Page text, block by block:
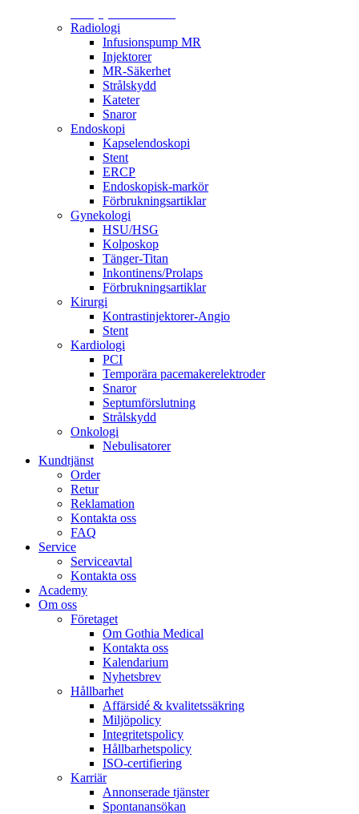
Radiologi
Infusionspump MR
Injektorer
MR-Säkerhet
Strålskydd
Kateter
Snaror
Endoskopi
Kapselendoskopi
Stent
ERCP
Endoskopisk-markör
Förbrukningsartiklar
Gynekologi
HSU/HSG
Kolposkop
Tänger-Titan
Inkontinens/Prolaps
Förbrukningsartiklar
Kirurgi
Kontrastinjektorer-Angio
Stent
Kardiologi
PCI
Temporära pacemakerelektroder
Snaror
Septumförslutning
Strålskydd
Onkologi
Nebulisatorer
Kundtjänst
Order
Retur
Reklamation
Kontakta oss
FAQ
Service
Serviceavtal
Kontakta oss
Academy
Om oss
Företaget
Om Gothia Medical
Kontakta oss
Kalendarium
Nyhetsbrev
Hållbarhet
Affärsidé & kvalitetssäkring
Miljöpolicy
Integritetspolicy
Hållbarhetspolicy
ISO-certifiering
Karriär
Annonserade tjänster
Spontanansökan